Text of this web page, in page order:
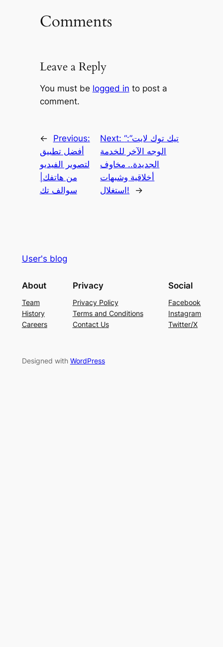
Comments
Leave a Reply
You must be logged in to post a
comment.
←
Previous:
أفضل تطبيق
لتصوير الفيديو
من هاتفك|
سوالف تك
Next:“تيك توك لايت”:
الوجه الآخر للخدمة
الجديدة.. مخاوف
أخلاقية وشبهات
استغلال!
→
User's blog
About
Team
History
Careers
Privacy
Privacy Policy
Terms and Conditions
Contact Us
Social
Facebook
Instagram
Twitter/X
Designed with WordPress